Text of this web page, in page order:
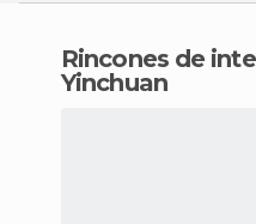
Rincones de interés turístico en
Yinchuan